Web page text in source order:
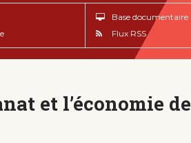
Base documentaire
Flux RSS
et l’économie de